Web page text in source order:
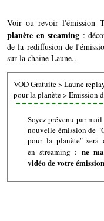
Voir ou revoir l'émission
planète en steaming :
de la rediffusion de
sur la chaine Laune..
VOD Gratuite>Laune
pour la planète>Emission
Soyez prévenu par
nouvelle émission de
pour la planète" sera
en streaming : ne
vidéo de votre